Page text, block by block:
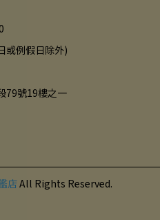
或例假日除外)
79號19樓之一
店All Rights Reserved.